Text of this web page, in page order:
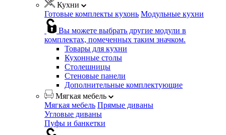
Кухни
Готовые комплекты кухонь Модульные кухни
Вы можете выбрать другие модули в
комплектах, помеченных таким значком.
Товары для кухни
Кухонные столы
Столешницы
Стеновые панели
Дополнительные комплектующие
Мягкая мебель
Мягкая мебель Прямые диваны
Угловые диваны
Пуфы и банкетки